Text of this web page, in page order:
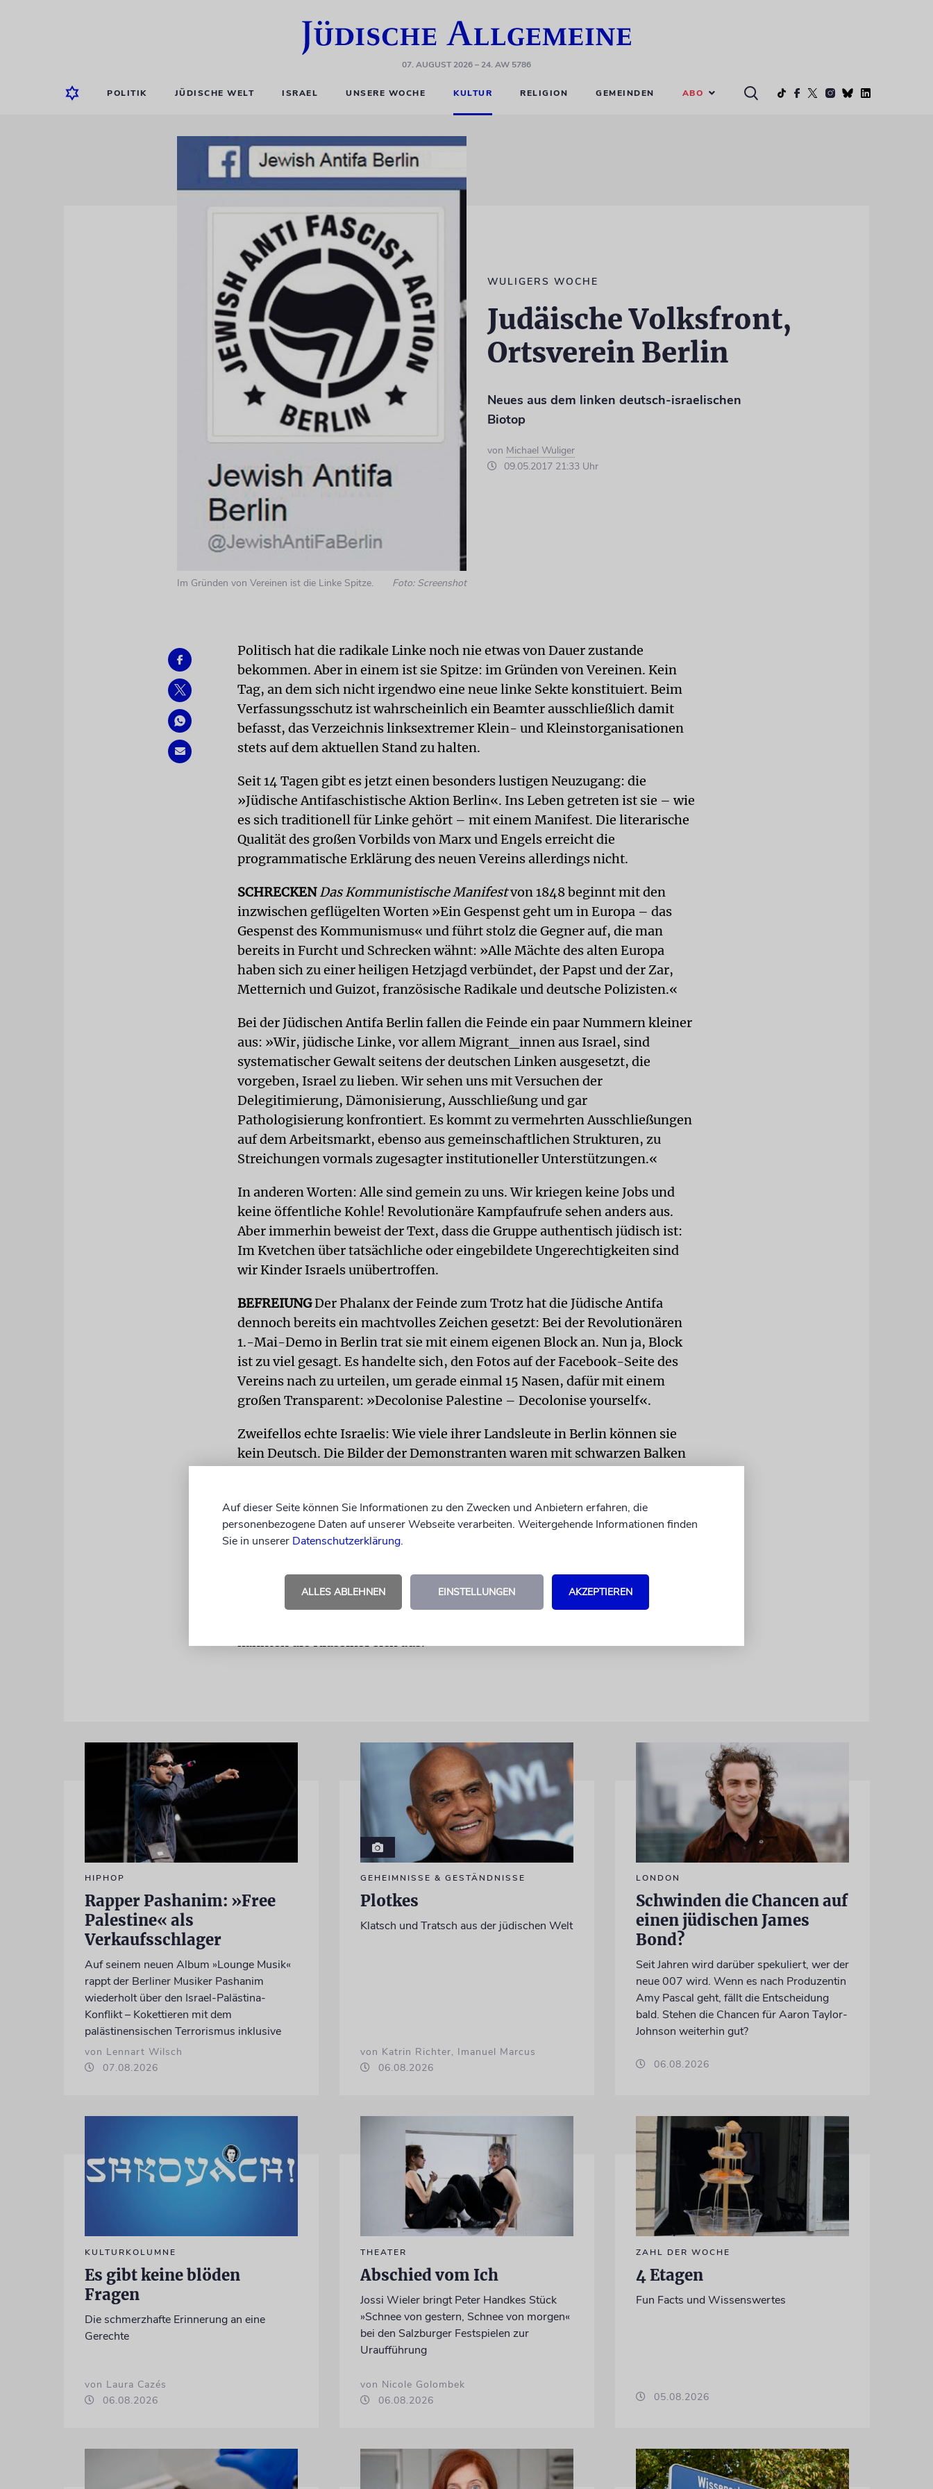
07. AUGUST 2026– 24. AW 5786
POLITIK JÜDISCHE WELT ISRAEL UNSERE WOCHE KULTUR RELIGION GEMEINDEN ABO
Im Gründen von Vereinen ist die Linke Spitze. Foto: Screenshot
WULIGERS WOCHE
Judäische Volksfront,
Ortsverein Berlin
Neues aus dem linken deutsch-israelischen
Biotop
von Michael Wuliger
09.05.2017 21:33 Uhr
Politisch hat die radikale Linke noch nie etwas von Dauer zustande
bekommen. Aber in einem ist sie Spitze: im Gründen von Vereinen. Kein
Tag, an dem sich nicht irgendwo eine neue linke Sekte konstituiert. Beim
Verfassungsschutz ist wahrscheinlich ein Beamter ausschließlich damit
befasst, das Verzeichnis linksextremer Klein- und Kleinstorganisationen
stets auf dem aktuellen Stand zu halten.
Seit 14 Tagen gibt es jetzt einen besonders lustigen Neuzugang: die
»Jüdische Antifaschistische Aktion Berlin«. Ins Leben getreten ist sie – wie
es sich traditionell für Linke gehört – mit einem Manifest. Die literarische
Qualität des großen Vorbilds von Marx und Engels erreicht die
programmatische Erklärung des neuen Vereins allerdings nicht.
SCHRECKEN Das Kommunistische Manifestvon 1848 beginnt mit den
inzwischen geflügelten Worten »Ein Gespenst geht um in Europa – das
Gespenst des Kommunismus« und führt stolz die Gegner auf, die man
bereits in Furcht und Schrecken wähnt: »Alle Mächte des alten Europa
haben sich zu einer heiligen Hetzjagd verbündet, der Papst und der Zar,
Metternich und Guizot, französische Radikale und deutsche Polizisten.«
Bei der Jüdischen Antifa Berlin fallen die Feinde ein paar Nummern kleiner
aus: »Wir, jüdische Linke, vor allem Migrant_innen aus Israel, sind
systematischer Gewalt seitens der deutschen Linken ausgesetzt, die
vorgeben, Israel zu lieben. Wir sehen uns mit Versuchen der
Delegitimierung, Dämonisierung, Ausschließung und gar
Pathologisierung konfrontiert. Es kommt zu vermehrten Ausschließungen
auf dem Arbeitsmarkt, ebenso aus gemeinschaftlichen Strukturen, zu
Streichungen vormals zugesagter institutioneller Unterstützungen.«
In anderen Worten: Alle sind gemein zu uns. Wir kriegen keine Jobs und
keine öffentliche Kohle! Revolutionäre Kampfaufrufe sehen anders aus.
Aber immerhin beweist der Text, dass die Gruppe authentisch jüdisch ist:
Im Kvetchen über tatsächliche oder eingebildete Ungerechtigkeiten sind
wir Kinder Israels unübertroffen.
BEFREIUNGDer Phalanx der Feinde zum Trotz hat die Jüdische Antifa
dennoch bereits ein machtvolles Zeichen gesetzt: Bei der Revolutionären
1.-Mai-Demo in Berlin trat sie mit einem eigenen Block an. Nun ja, Block
ist zu viel gesagt. Es handelte sich, den Fotos auf der Facebook-Seite des
Vereins nach zu urteilen, um gerade einmal 15 Nasen, dafür mit einem
großen Transparent: »Decolonise Palestine – Decolonise yourself«.
Zweifellos echte Israelis: Wie viele ihrer Landsleute in Berlin können sie
kein Deutsch. Die Bilder der Demonstranten waren mit schwarzen Balken
an die Frau mit den pink gefärbten Haaren: Ich habe dich trotzdem sofort
erkannt. Den klandestinen Kampf müsst ihr noch üben, Genoss_innen!
HIPHOP
Rapper Pashanim: »Free
Palestine« als
Verkaufsschlager
Auf seinem neuen Album »Lounge Musik«
rappt der Berliner Musiker Pashanim
wiederholt über den Israel-Palästina-
Konflikt – Kokettieren mit dem
palästinensischen Terrorismus inklusive
von Lennart Wilsch
07.08.2026
GEHEIMNISSE & GESTÄNDNISSE
Plotkes
Klatsch und Tratsch aus der jüdischen Welt
von Katrin Richter, Imanuel Marcus
06.08.2026
LONDON
Schwinden die Chancen auf
einen jüdischen James
Bond?
Seit Jahren wird darüber spekuliert, wer der
neue 007 wird. Wenn es nach Produzentin
Amy Pascal geht, fällt die Entscheidung
bald. Stehen die Chancen für Aaron Taylor-
Johnson weiterhin gut?
06.08.2026
KULTURKOLUMNE
Es gibt keine blöden
Fragen
Die schmerzhafte Erinnerung an eine
Gerechte
von Laura Cazés
06.08.2026
THEATER
Abschied vom Ich
Jossi Wieler bringt Peter Handkes Stück
»Schnee von gestern, Schnee von morgen«
bei den Salzburger Festspielen zur
Uraufführung
von Nicole Golombek
06.08.2026
ZAHL DER WOCHE
4 Etagen
Fun Facts und Wissenswertes
05.08.2026
Auf dieser Seite können Sie Informationen zu den Zwecken und Anbietern erfahren, die
personenbezogene Daten auf unserer Webseite verarbeiten. Weitergehende Informationen finden
Sie in unserer Datenschutzerklärung.
ALLES ABLEHNEN EINSTELLUNGEN AKZEPTIEREN